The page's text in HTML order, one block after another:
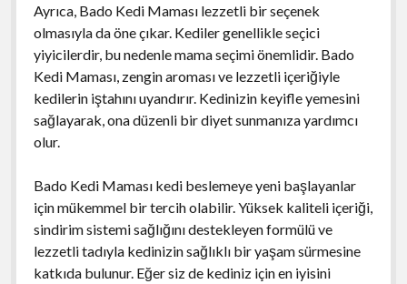
Ayrıca, Bado Kedi Maması lezzetli bir seçenek
olmasıyla da öne çıkar. Kediler genellikle seçici
yiyicilerdir, bu nedenle mama seçimi önemlidir. Bado
Kedi Maması, zengin aroması ve lezzetli içeriğiyle
kedilerin iştahını uyandırır. Kedinizin keyifle yemesini
sağlayarak, ona düzenli bir diyet sunmanıza yardımcı
olur.
Bado Kedi Maması kedi beslemeye yeni başlayanlar
için mükemmel bir tercih olabilir. Yüksek kaliteli içeriği,
sindirim sistemi sağlığını destekleyen formülü ve
lezzetli tadıyla kedinizin sağlıklı bir yaşam sürmesine
katkıda bulunur. Eğer siz de kediniz için en iyisini